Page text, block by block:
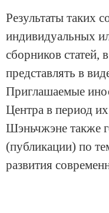
Результаты таких
индивидуальных
сборников статей,
представлять в
Приглашаемые
Центра в период
Шэньчжэне также
(публикации) по
развития